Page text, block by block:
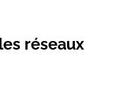
réseaux